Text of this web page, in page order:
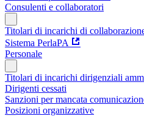
Consulenti e collaboratori
Titolari di incarichi di
Sistema PerlaPA
Personale
Titolari di incarichi dirigenziali
Dirigenti cessati
Sanzioni per mancata
Posizioni organizzative